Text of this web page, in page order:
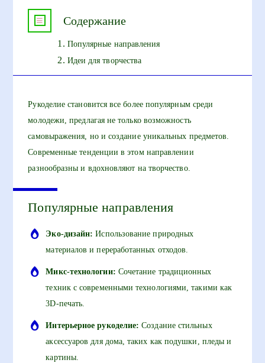
Содержание
Популярные направления
Идеи для творчества
Рукоделие становится все более популярным среди
молодежи, предлагая не только возможность
самовыражения, но и создание уникальных предметов.
Современные тенденции в этом направлении
разнообразны и вдохновляют на творчество.
Популярные направления
Эко-дизайн: Использование природных
материалов и переработанных отходов.
Микс-технологии: Сочетание традиционных
техник с современными технологиями, такими как
3D-печать.
Интерьерное рукоделие: Создание стильных
аксессуаров для дома, таких как подушки, пледы и
картины.